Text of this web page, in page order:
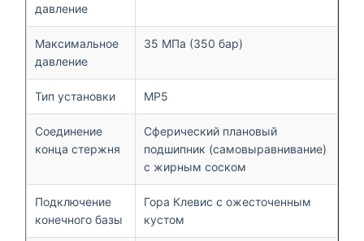
давление
Максимальное
давление
35 МПа (350 бар)
Тип установки MP5
Соединение
конца стержня
Сферический плановый
подшипник (самовыравнивание)
с жирным соском
Подключение
конечного базы
Гора Клевис с ожесточенным
кустом